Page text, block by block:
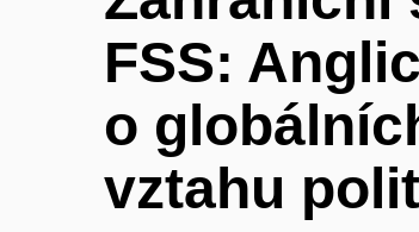
FSS:
o
vztahu